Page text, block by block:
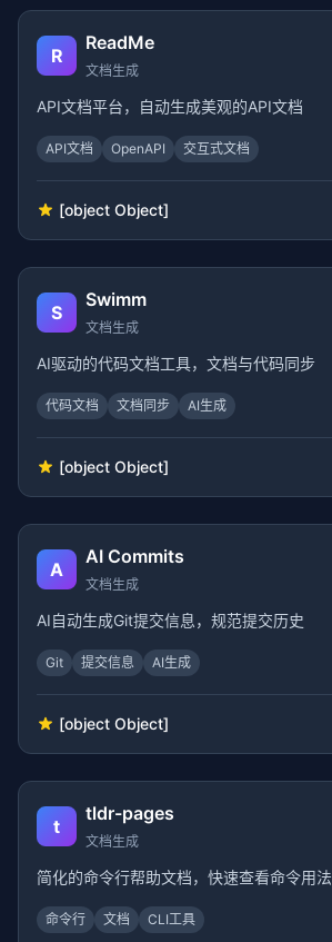
R
ReadMe
文档生成
API文档平台，自动生成美观的API文档
API文档 OpenAPI 交互式文档
[object Object]
S
Swimm
文档生成
AI驱动的代码文档工具，文档与代码同步
代码文档 文档同步 AI生成
[object Object]
A
AI Commits
文档生成
AI自动生成Git提交信息，规范提交历史
Git 提交信息 AI生成
[object Object]
t
tldr-pages
文档生成
简化的命令行帮助文档，快速查看命令用法
命令行 文档 CLI工具